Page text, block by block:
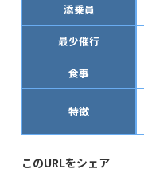
添乗員
最少催行
食事
特徴
このURLをシェア